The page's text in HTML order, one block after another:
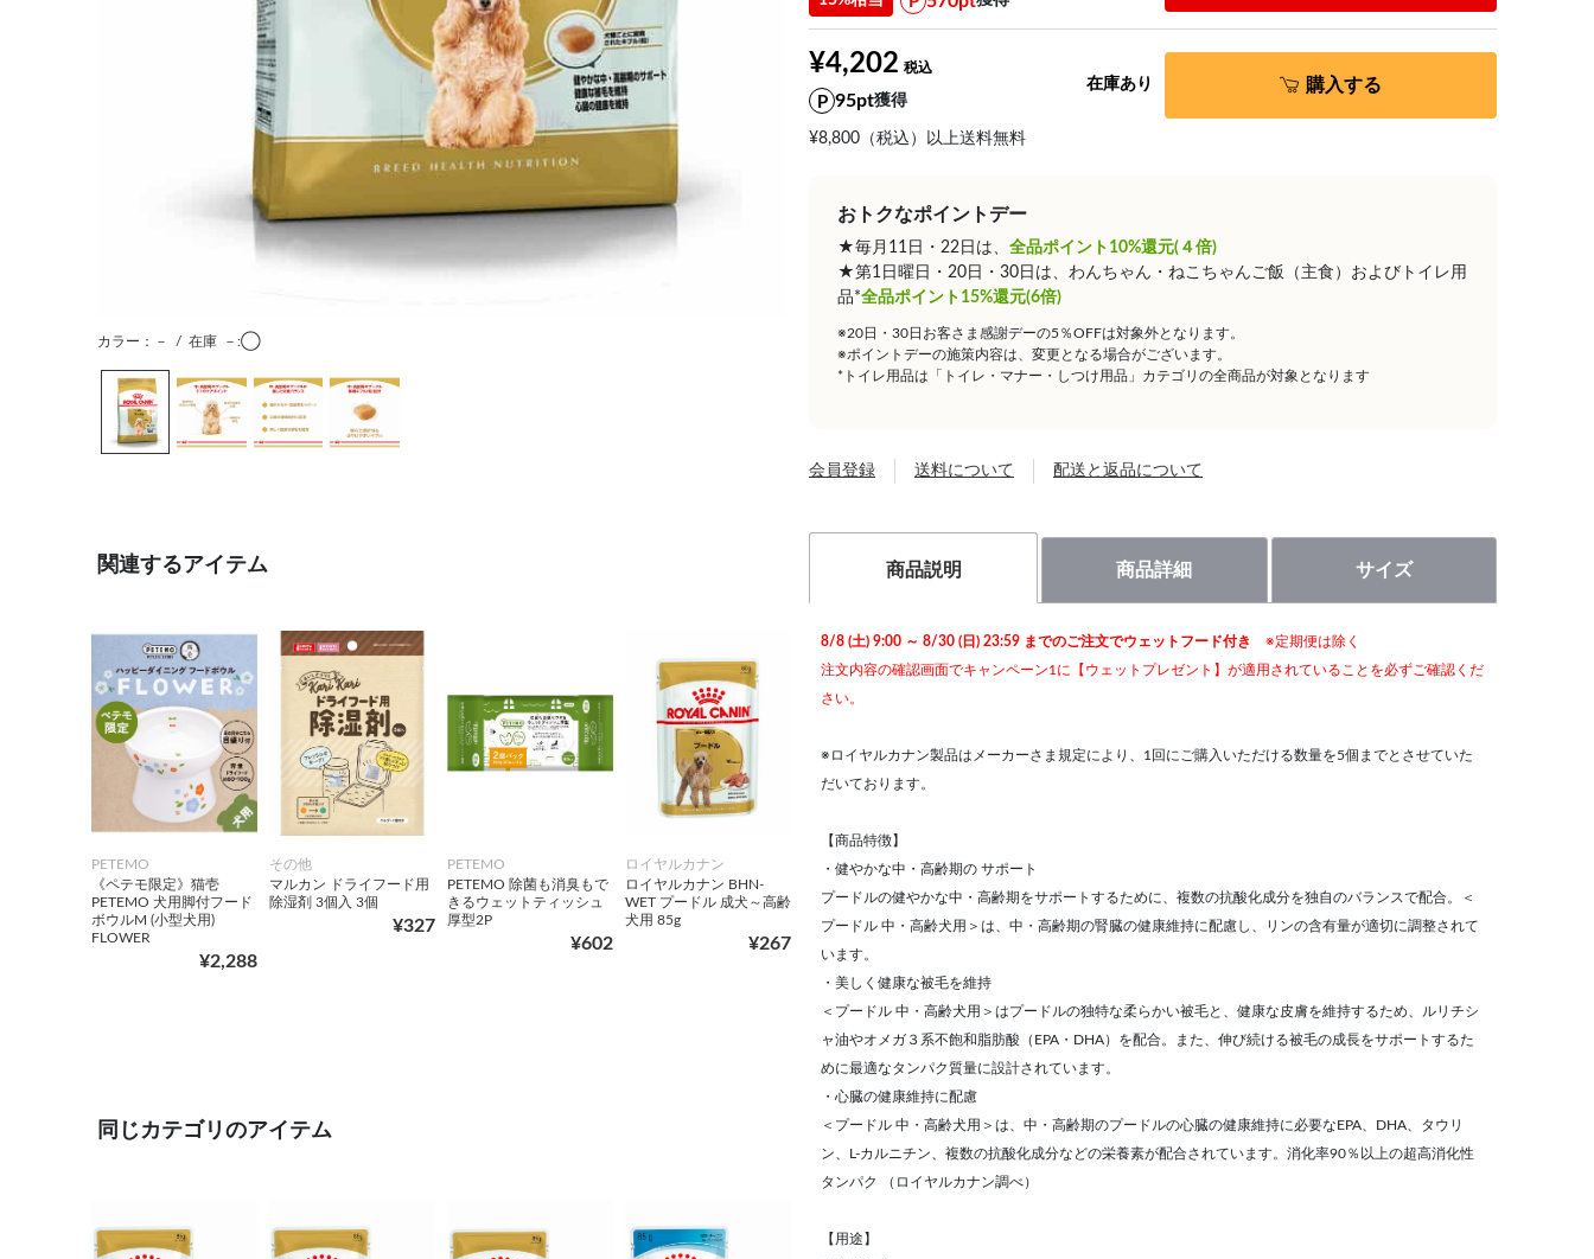
カラー：－ / 在庫 －:◯
関連するアイテム
PETEMO
《ペテモ限定》猫壱
PETEMO 犬用脚付フード
ボウルM (小型犬用)
FLOWER
¥2,288
その他
マルカン ドライフード用
除湿剤 3個入 3個
¥327
PETEMO
PETEMO 除菌も消臭もで
きるウェットティッシュ
厚型2P
¥602
ロイヤルカナン
ロイヤルカナン BHN-
WET プードル 成犬～高齢
犬用 85g
¥267
同じカテゴリのアイテム
¥4,202
95pt獲得
¥8,800（税込）以上送料無料
在庫あり 購入する
おトクなポイントデー
★毎月11日・22日は、 全品ポイント10%還元(４倍)
★第1日曜日・20日・30日は、わんちゃん・ねこちゃんご飯（主食）およびトイレ用
品*全品ポイント15%還元(6倍)
※20日・30日お客さま感謝デーの5％OFFは対象外となります。
※ポイントデーの施策内容は、変更となる場合がございます。
*トイレ用品は「トイレ・マナー・しつけ用品」カテゴリの全商品が対象となります
会員登録 送料について 配送と返品について
商品説明 商品詳細 サイズ
8/8 (土) 9:00 ～ 8/30 (日) 23:59 までのご注文でウェットフード付き
※定期便は除く
注文内容の確認画面でキャンペーン1に【ウェットプレゼント】が適用されていることを必ずご確認くだ
さい。
※ロイヤルカナン製品はメーカーさま規定により、1回にご購入いただける数量を5個までとさせていた
だいております。
【商品特徴】
・健やかな中・高齢期の サポート
プードルの健やかな中・高齢期をサポートするために、複数の抗酸化成分を独自のバランスで配合。＜
プードル 中・高齢犬用＞は、中・高齢期の腎臓の健康維持に配慮し、リンの含有量が適切に調整されて
います。
・美しく健康な被毛を維持
＜プードル 中・高齢犬用＞はプードルの独特な柔らかい被毛と、健康な皮膚を維持するため、ルリチシ
ャ油やオメガ３系不飽和脂肪酸（EPA・DHA）を配合。また、伸び続ける被毛の成長をサポートするた
めに最適なタンパク質量に設計されています。
・心臓の健康維持に配慮
＜プードル 中・高齢犬用＞は、中・高齢期のプードルの心臓の健康維持に必要なEPA、DHA、タウリ
ン、L-カルニチン、複数の抗酸化成分などの栄養素が配合されています。消化率90％以上の超高消化性
タンパク （ロイヤルカナン調べ）
【用途】